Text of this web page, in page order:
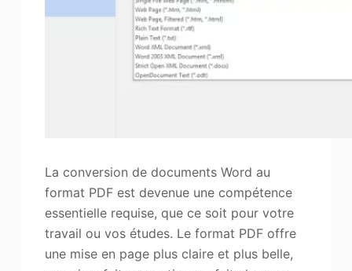
Améliorateur de photos
La conversion de documents Word au
format PDF est devenue une compétence
essentielle requise, que ce soit pour votre
travail ou vos études. Le format PDF offre
une mise en page plus claire et plus belle,